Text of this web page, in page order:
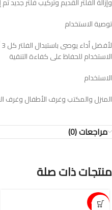
توصية الاستخدام
الاستخدام للحفاظ على كفاءة التنقية
الاستخدام
المنزل والمكتب وغرف الأطفال وغرف
مراجعات (0)
منتجات ذات صلة
15%-